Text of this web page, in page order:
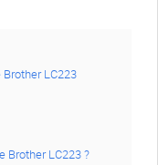
LC223
Brother LC223 ?